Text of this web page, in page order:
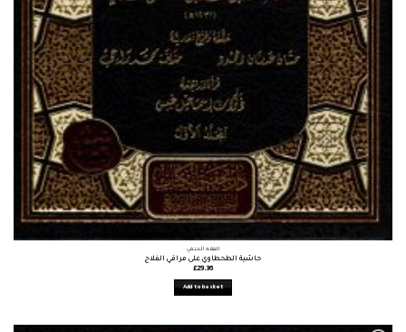
الفقه الحنفي
حاشية الطحطاوي على مراقي الفلاح
£29.36
Add to basket